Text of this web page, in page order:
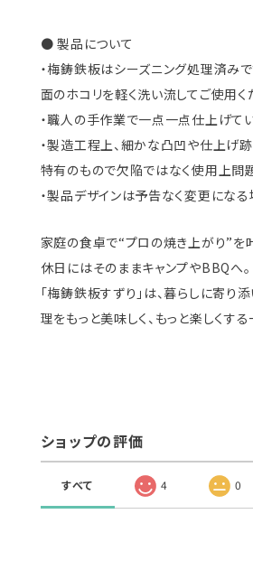
● 製品について
・梅鋳鉄板はシーズニング処理済み
面のホコリを軽く洗い流してご使用く
・職人の手作業で一点一点仕上げてい
・製造工程上、細かな凸凹や仕上げ
特有のもので欠陥ではなく使用上問
・製品デザインは予告なく変更になる
家庭の食卓で“プロの焼き上がり”を
休日にはそのままキャンプやBBQへ。
「梅鋳鉄板すずり」は、暮らしに寄り
理をもっと美味しく、もっと楽しくする
ショップの評価
すべて 4 0